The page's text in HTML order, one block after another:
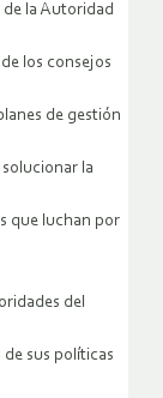
de la Autoridad
los consejos
de gestión
la
que luchan por
del
sus políticas